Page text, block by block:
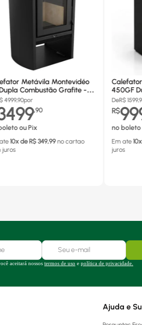
Metávila Montevidéo
Combustão Grafite -
4999,90por
,90
ou Pix
10x de R$ 349,99 no cartao
juros
450GF
DeR$
R$
no boleto
Em ate 10
juros
aceitará nossos termos de uso e política de privacidade.
Ajuda e